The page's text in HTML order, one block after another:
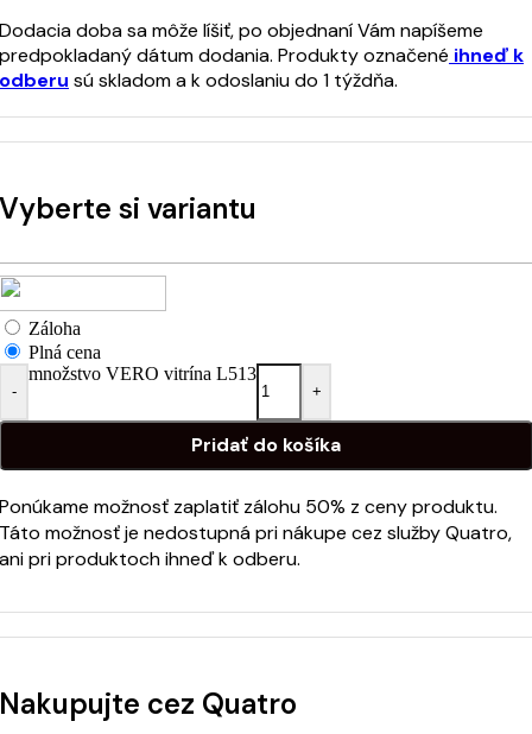
Dodacia doba sa môže líšiť, po objednaní Vám napíšeme
predpokladaný dátum dodania. Produkty označené ihneď k
odberu sú skladom a k odoslaniu do 1 týždňa.
Vyberte si variantu
Záloha
Plná cena
-
množstvo VERO vitrína L513
+
Pridať do košíka
Ponúkame možnosť zaplatiť zálohu 50% z ceny produktu.
Táto možnosť je nedostupná pri nákupe cez služby Quatro,
ani pri produktoch ihneď k odberu.
Nakupujte cez Quatro